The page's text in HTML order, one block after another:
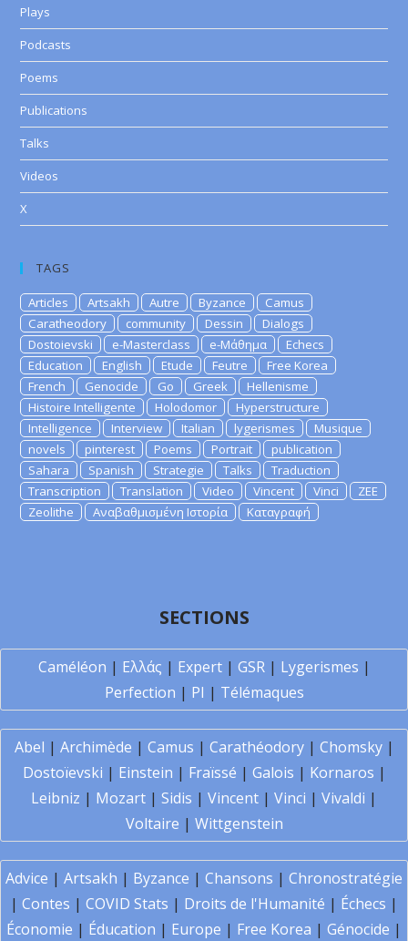
Plays
Podcasts
Poems
Publications
Talks
Videos
X
TAGS
Articles Artsakh Autre Byzance
Camus
Caratheodory
community Dessin
Dialogs
Dostoievski
e-Masterclass e-Μάθημα
Echecs
Education
English Etude Feutre
Free Korea
French
Genocide Go Greek
Hellenisme
Histoire Intelligente
Holodomor
Hyperstructure
Intelligence
Interview Italian lygerismes
Musique
novels
pinterest Poems Portrait
publication
Sahara
Spanish Strategie Talks
Traduction
Transcription
Translation Video Vincent Vinci
ZEE
Zeolithe
Αναβαθμισμένη Ιστορία Καταγραφή
SECTIONS
Caméléon | Ελλάς | Expert| GSR| Lygerismes |
Perfection | PI | Télémaques
Abel | Archimède | Camus | Carathéodory| Chomsky|
Dostoïevski | Einstein | Fraïssé | Galois | Kornaros |
Leibniz | Mozart | Sidis | Vincent | Vinci | Vivaldi |
Voltaire | Wittgenstein
Advice | Artsakh | Byzance | Chansons | Chronostratégie
| Contes | COVID Stats | Droits de l'Humanité | Échecs |
Économie | Éducation | Europe | Free Korea | Génocide |